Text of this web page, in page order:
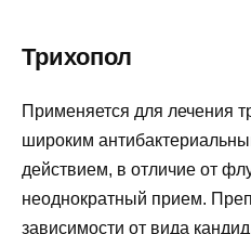
Трихопол
Применяется для лечения
широким
действием, в отличие от
неоднократный прием.
зависимости от вида